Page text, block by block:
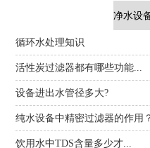
循环水处理知识
活性炭过滤器都有哪些功能...
设备进出水管径多大?
纯水设备中精密过滤器的作用
饮用水中TDS含量多少才...